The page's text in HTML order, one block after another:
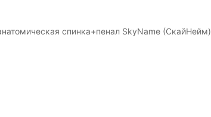
спинка+пенал SkyName (СкайНейм)